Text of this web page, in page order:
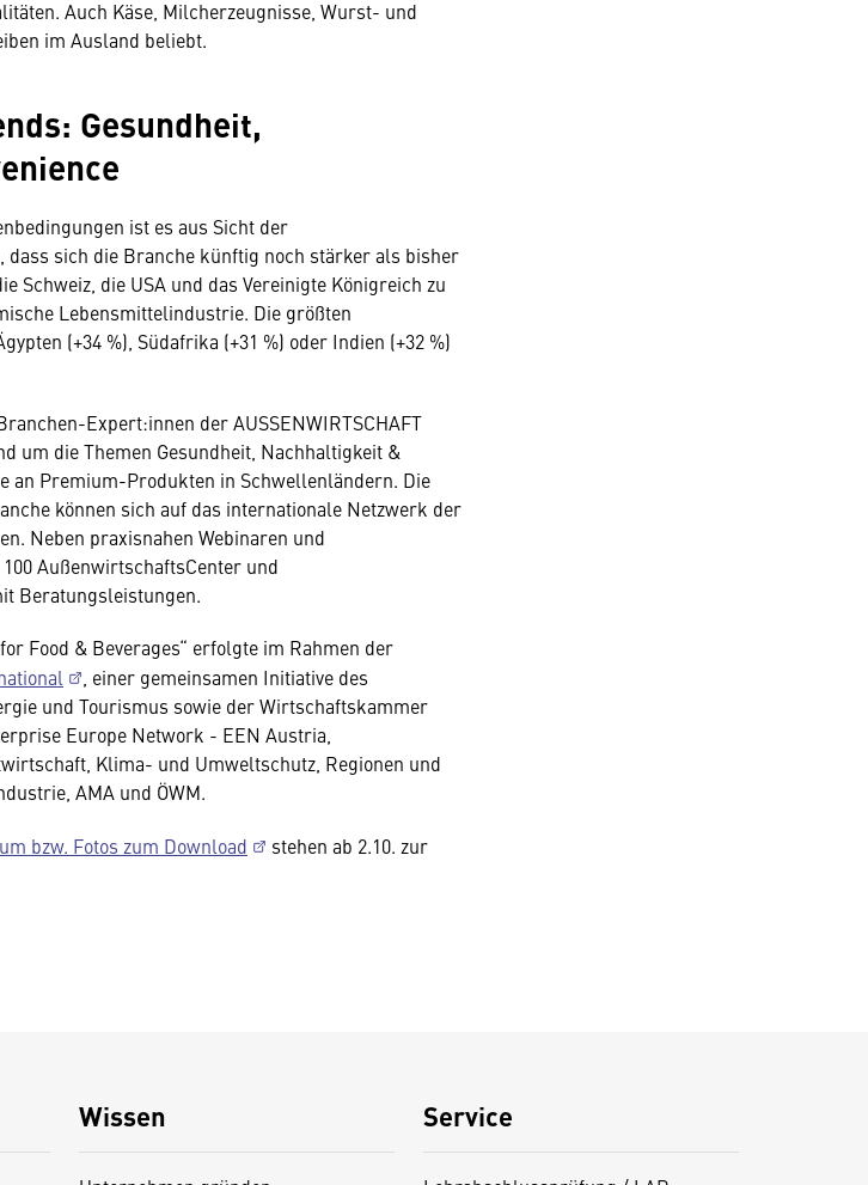
Auch Käse, Milcherzeugnisse, Wurst- und
im Ausland beliebt.
Gesundheit,
ist es aus Sicht der
dass sich die Branche künftig noch stärker als bisher
Schweiz, die USA und das Vereinigte Königreich zu
Lebensmittelindustrie. Die größten
(+34 %), Südafrika (+31 %) oder Indien (+32 %)
Expert:innen der AUSSENWIRTSCHAFT
um die Themen Gesundheit, Nachhaltigkeit &
an Premium-Produkten in Schwellenländern. Die
können sich auf das internationale Netzwerk der
Neben praxisnahen Webinaren und
AußenwirtschaftsCenter und
Beratungsleistungen.
Food & Beverages“ erfolgte im Rahmen der
, einer gemeinsamen Initiative des
und Tourismus sowie der Wirtschaftskammer
Europe Network - EEN Austria,
Klima- und Umweltschutz, Regionen und
AMA und ÖWM.
bzw. Fotos zum Download
stehen ab 2.10. zur
Wissen Service